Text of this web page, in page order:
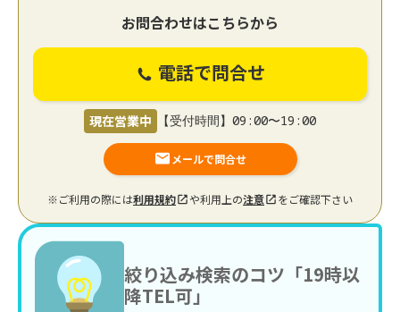
お問合わせはこちらから
電話で問合せ
現在営業中 【受付時間】09:00〜19:00
メールで問合せ
※ご利用の際には利用規約 や利用上の注意 をご確認下さい
絞り込み検索のコツ「19時以
降TEL可」